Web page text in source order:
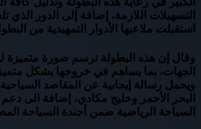
التسهيلات اللازمة، إضافة إلى الدور الذي
استقبلت ملاعبها الأدوار التمهيدية من
وقال إن هذه البطولة ترسم صورة متميزة
الجهات، بما يساهم في خروجها بشكل
ويحمل رسالة إيجابية عن المقاصد
البحر الأحمر وخليج مكادي، إضافة الى
السياحة الرياضية ضمن أجندة السياحة